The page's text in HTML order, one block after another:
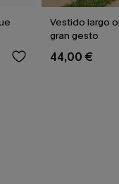
Vestido largo
gran gesto
44,00 €